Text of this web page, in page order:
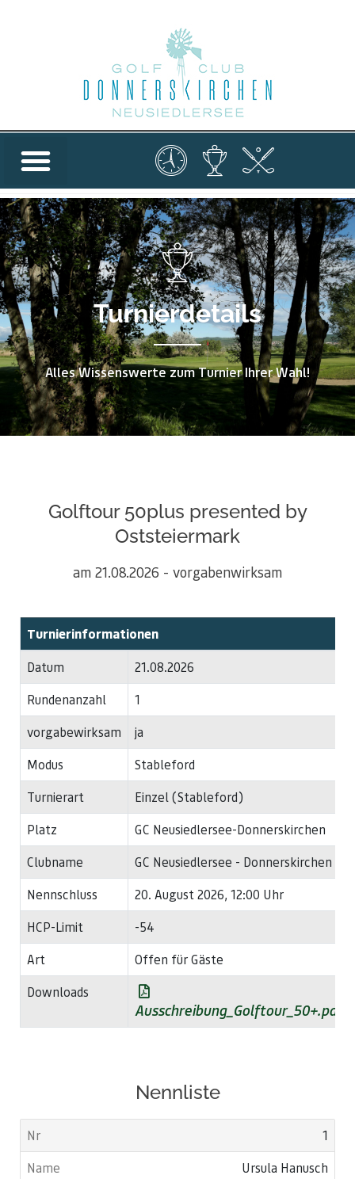
Turnierdetails
Alles Wissenswerte zum Turnier Ihrer Wahl!
Golftour 50plus presented by
Oststeiermark
am 21.08.2026 - vorgabenwirksam
Turnierinformationen
Datum
21.08.2026
Rundenanzahl
1
vorgabewirksam
ja
Modus
Stableford
Turnierart
Einzel (Stableford)
Platz
GC Neusiedlersee-Donnerskirchen
Clubname
GC Neusiedlersee - Donnerskirchen
Nennschluss
20. August 2026, 12:00 Uhr
HCP-Limit
-54
Art
Offen für Gäste
Downloads
Ausschreibung_Golftour_50+.pdf
Nennliste
1
Ursula Hanusch